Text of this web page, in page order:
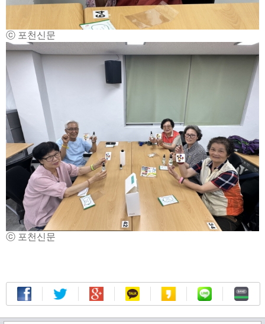
ⓒ 포천신문
ⓒ 포천신문